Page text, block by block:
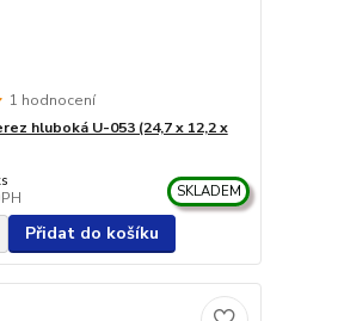
1 hodnocení
hluboká U-053 (24,7 x 12,2 x
SKLADEM
Přidat do košíku